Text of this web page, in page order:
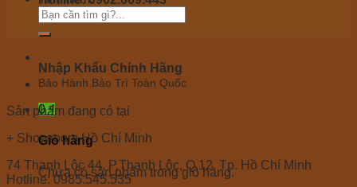
Tư vấn 24/7 miễn phí
Nhập Khẩu Chính Hãng
Bảo Hành Bảo Trì Toàn Quốc
0₫
Giỏ hàng
Chưa có sản phẩm trong giỏ hàng.
Sản phẩm đang có tại
+ Showroom Hồ Chí Minh
74 Thạnh Lộc 44, P.Thạnh Lộc, Q.12, Tp. Hồ Chí Minh
Hotline: 0985.545.535